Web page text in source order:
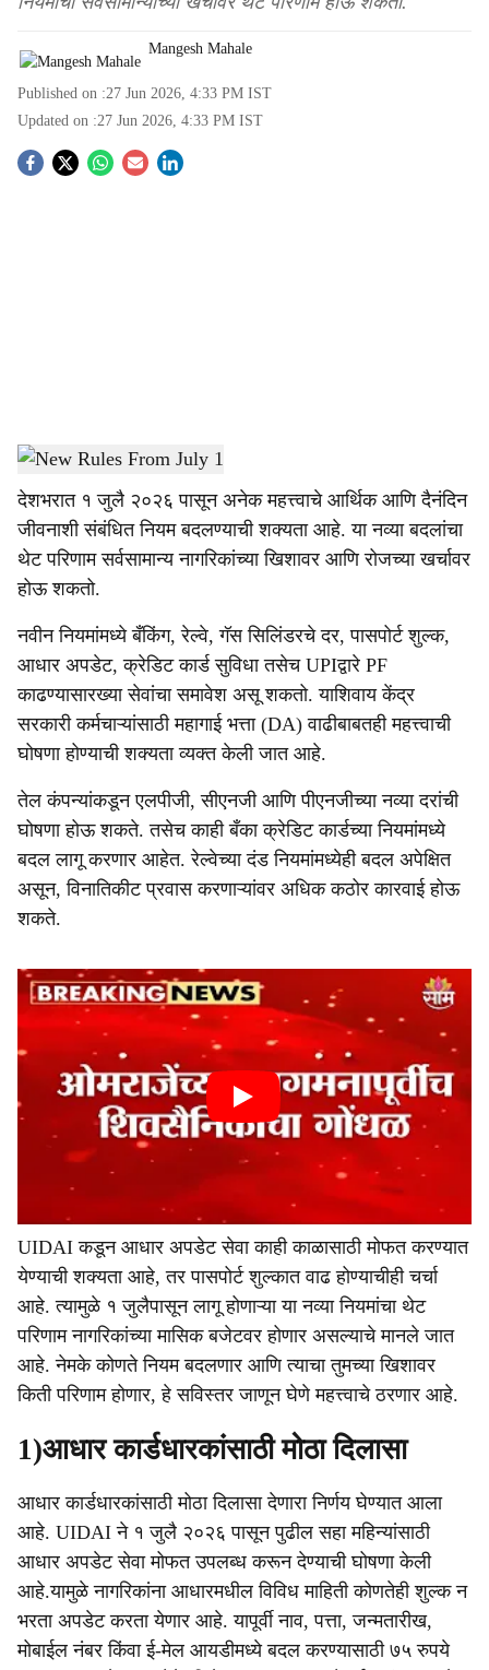
Mangesh Mahale
Published on :27 Jun 2026, 4:33 PM IST
Updated on :27 Jun 2026, 4:33 PM IST
S
a
r
e
New Rules From July 1-Sarkarnama
देशभरात १ जुलै २०२६ पासून अनेक महत्त्वाचे आर्थिक आणि दैनंदिन
जीवनाशी संबंधित नियम बदलण्याची शक्यता आहे. या नव्या बदलांचा
थेट परिणाम सर्वसामान्य नागरिकांच्या खिशावर आणि रोजच्या खर्चावर
होऊ शकतो.
नवीन नियमांमध्ये बँकिंग, रेल्वे, गॅस सिलिंडरचे दर, पासपोर्ट शुल्क,
आधार अपडेट, क्रेडिट कार्ड सुविधा तसेच UPIद्वारे PF
काढण्यासारख्या सेवांचा समावेश असू शकतो. याशिवाय केंद्र
सरकारी कर्मचाऱ्यांसाठी महागाई भत्ता (DA) वाढीबाबतही महत्त्वाची
घोषणा होण्याची शक्यता व्यक्त केली जात आहे.
तेल कंपन्यांकडून एलपीजी, सीएनजी आणि पीएनजीच्या नव्या दरांची
घोषणा होऊ शकते. तसेच काही बँका क्रेडिट कार्डच्या नियमांमध्ये
बदल लागू करणार आहेत. रेल्वेच्या दंड नियमांमध्येही बदल अपेक्षित
असून, विनातिकीट प्रवास करणाऱ्यांवर अधिक कठोर कारवाई होऊ
शकते.
UIDAI कडून आधार अपडेट सेवा काही काळासाठी मोफत करण्यात
येण्याची शक्यता आहे, तर पासपोर्ट शुल्कात वाढ होण्याचीही चर्चा
आहे. त्यामुळे १ जुलैपासून लागू होणाऱ्या या नव्या नियमांचा थेट
परिणाम नागरिकांच्या मासिक बजेटवर होणार असल्याचे मानले जात
आहे. नेमके कोणते नियम बदलणार आणि त्याचा तुमच्या खिशावर
किती परिणाम होणार, हे सविस्तर जाणून घेणे महत्त्वाचे ठरणार आहे.
1)आधार कार्डधारकांसाठी मोठा दिलासा
आधार कार्डधारकांसाठी मोठा दिलासा देणारा निर्णय घेण्यात आला
आहे. UIDAI ने १ जुलै २०२६ पासून पुढील सहा महिन्यांसाठी
आधार अपडेट सेवा मोफत उपलब्ध करून देण्याची घोषणा केली
आहे.यामुळे नागरिकांना आधारमधील विविध माहिती कोणतेही शुल्क न
भरता अपडेट करता येणार आहे. यापूर्वी नाव, पत्ता, जन्मतारीख,
मोबाईल नंबर किंवा ई-मेल आयडीमध्ये बदल करण्यासाठी ७५ रुपये